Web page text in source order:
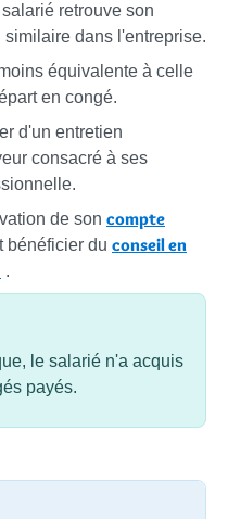
retrouve son
dans l'entreprise.
équivalente à celle
en congé.
d'un entretien
consacré à ses
de son compte
bénéficier du conseil en
.
le salarié n'a acquis
payés.